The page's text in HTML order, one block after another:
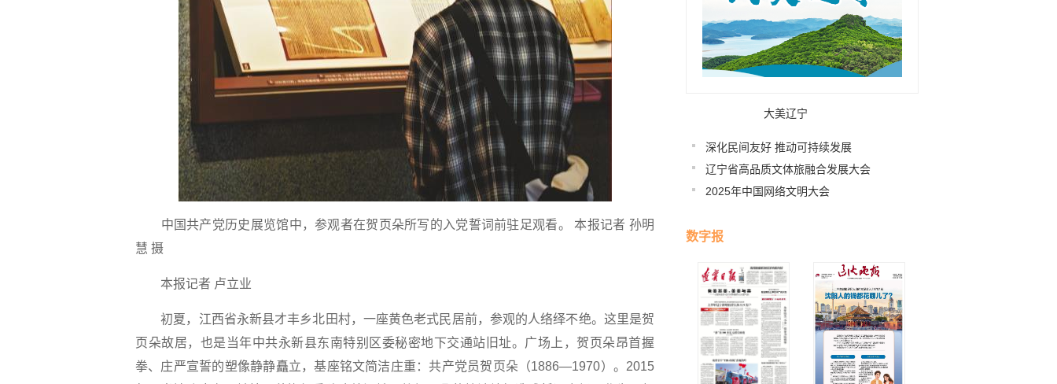
中国共产党历史展览馆中，参观者在贺页朵所写的入党誓词前驻足观看。 本报记者 孙明
慧 摄
本报记者 卢立业
初夏，江西省永新县才丰乡北田村，一座黄色老式民居前，参观的人络绎不绝。这里是贺
页朵故居，也是当年中共永新县东南特别区委秘密地下交通站旧址。广场上，贺页朵昂首握
拳、庄严宣誓的塑像静静矗立，基座铭文简洁庄重：共产党员贺页朵（1886—1970）。2015
大美辽宁
深化民间友好 推动可持续发展
辽宁省高品质文体旅融合发展大会
2025年中国网络文明大会
数字报